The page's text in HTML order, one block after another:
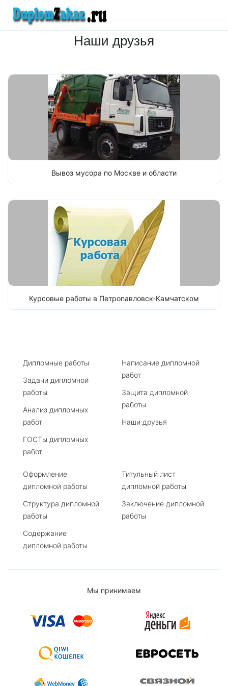
Наши друзья
Вывоз мусора по Москве и области
Курсовые работы в Петропавловск-Камчатском
Дипломные работы
Задачи дипломной
работы
Анализ дипломных
работ
ГОСТы дипломных
работ
Написание дипломной
работ
Защита дипломной
работы
Наши друзья
Оформление
дипломной работы
Структура дипломной
работы
Содержание
дипломной работы
Титульный лист
дипломной работы
Заключение дипломной
работы
Мы принимаем